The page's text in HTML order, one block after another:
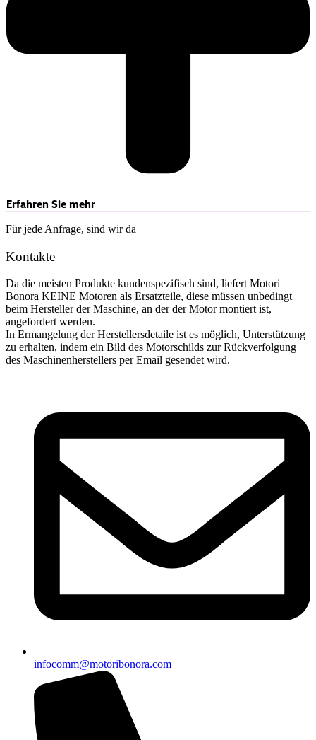
Erfahren Sie mehr
Für jede Anfrage, sind wir da
Kontakte
Da die meisten Produkte kundenspezifisch sind, liefert Motori
Bonora KEINE Motoren als Ersatzteile, diese müssen unbedingt
beim Hersteller der Maschine, an der der Motor montiert ist,
angefordert werden.
In Ermangelung der Herstellersdetaile ist es möglich, Unterstützung
zu erhalten, indem ein Bild des Motorschilds zur Rückverfolgung
des Maschinenherstellers per Email gesendet wird.
infocomm@motoribonora.com